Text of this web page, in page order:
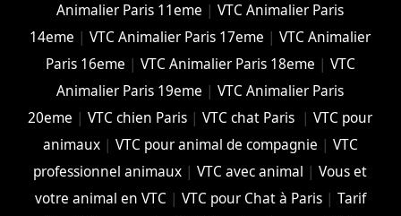
Animalier Paris 11eme |VTC Animalier Paris
14eme |VTC Animalier Paris 17eme |VTC Animalier
Paris 16eme | VTC Animalier Paris 18eme | VTC
Animalier Paris 19eme |VTC Animalier Paris
20eme |VTC chien Paris |VTC chat Paris |VTC pour
animaux| VTC pour animal de compagnie | VTC
professionnel animaux |VTC avec animal |Vous et
votre animal en VTC | VTC pour Chat à Paris| Tarif